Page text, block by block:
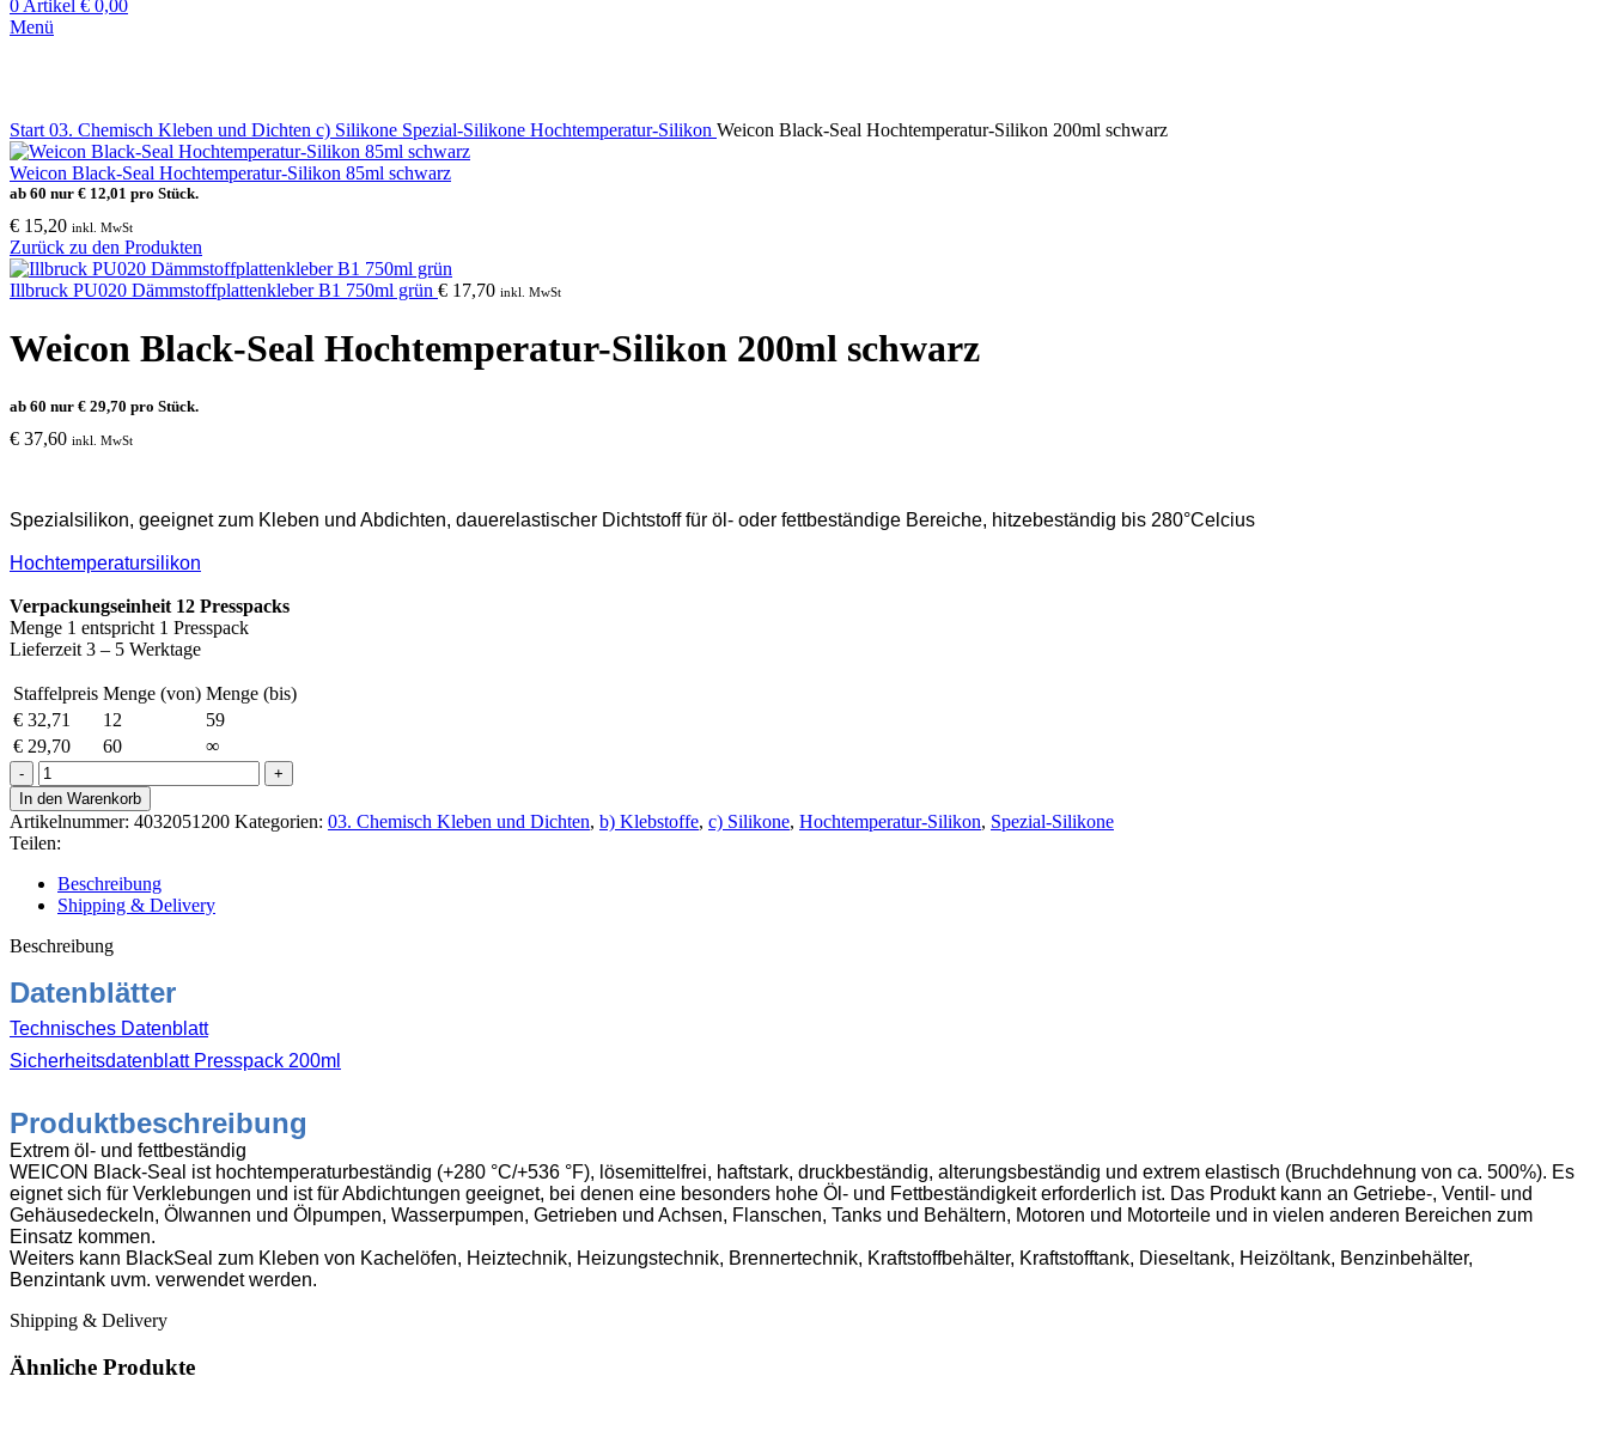
0 Artikel € 0,00
Menü
Start 03. Chemisch Kleben und Dichten c) Silikone Spezial-Silikone Hochtemperatur-Silikon Weicon Black-Seal Hochtemperatur-Silikon 200ml schwarz
Weicon Black-Seal Hochtemperatur-Silikon 85ml schwarz
ab 60 nur € 12,01 pro Stück.
€ 15,20 inkl. MwSt
Zurück zu den Produkten
Illbruck PU020 Dämmstoffplattenkleber B1 750ml grün € 17,70 inkl. MwSt
Weicon Black-Seal Hochtemperatur-Silikon 200ml schwarz
ab 60 nur € 29,70 pro Stück.
€ 37,60 inkl. MwSt
Spezialsilikon, geeignet zum Kleben und Abdichten, dauerelastischer Dichtstoff für öl- oder fettbeständige Bereiche, hitzebeständig bis 280°Celcius
Hochtemperatursilikon
Verpackungseinheit 12 Presspacks
Menge 1 entspricht 1 Presspack
Lieferzeit 3 – 5 Werktage
Staffelpreis Menge (von) Menge (bis)
€ 32,71 12
59
€ 29,70 60
∞
Weicon
Black-
Seal
Hochtemperatur-
Silikon
200ml
schwarz
Menge
In den Warenkorb
Artikelnummer: 4032051200 Kategorien: 03. Chemisch Kleben und Dichten, b) Klebstoffe, c) Silikone, Hochtemperatur-Silikon, Spezial-Silikone
Teilen:
Beschreibung
Shipping & Delivery
Beschreibung
Datenblätter
Technisches Datenblatt
Sicherheitsdatenblatt Presspack 200ml
Produktbeschreibung
Extrem öl- und fettbeständig
WEICON Black-Seal ist hochtemperaturbeständig (+280 °C/+536 °F), lösemittelfrei, haftstark, druckbeständig, alterungsbeständig und extrem elastisch (Bruchdehnung von ca. 500%). Es
eignet sich für Verklebungen und ist für Abdichtungen geeignet, bei denen eine besonders hohe Öl- und Fettbeständigkeit erforderlich ist. Das Produkt kann an Getriebe-, Ventil- und
Gehäusedeckeln, Ölwannen und Ölpumpen, Wasserpumpen, Getrieben und Achsen, Flanschen, Tanks und Behältern, Motoren und Motorteile und in vielen anderen Bereichen zum
Einsatz kommen.
Weiters kann BlackSeal zum Kleben von Kachelöfen, Heiztechnik, Heizungstechnik, Brennertechnik, Kraftstoffbehälter, Kraftstofftank, Dieseltank, Heizöltank, Benzinbehälter,
Benzintank uvm. verwendet werden.
Shipping & Delivery
Ähnliche Produkte